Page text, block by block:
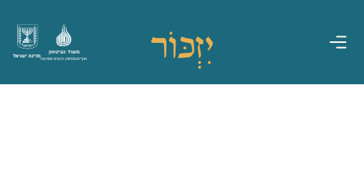
מדינת ישראל
משרד הביטחון
אגף משפחות, הנצחה ומורשת